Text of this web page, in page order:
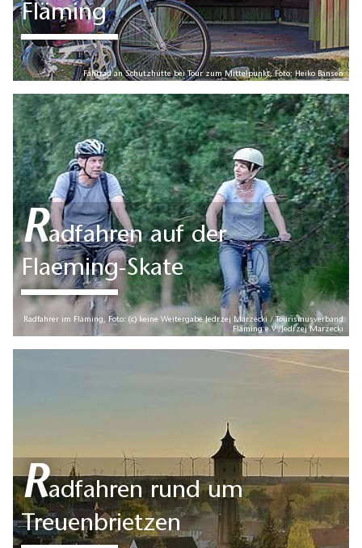
Fläming
Fahrrad an Schutzhütte bei Tour zum Mittelpunkt, Foto: Heiko Bansen
Radfahren auf der
Flaeming-Skate
Radfahrer im Fläming, Foto: (c) keine Weitergabe Jedrzej Marzecki / Tourismusverband
Fläming e.V./Jedrzej Marzecki
Radfahren rund um
Treuenbrietzen